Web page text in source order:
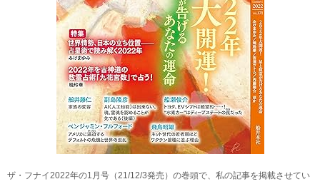
ザ・フナイ2022年の1月号（21/12/3発売）の巻頭で、私の記事を掲載させてい